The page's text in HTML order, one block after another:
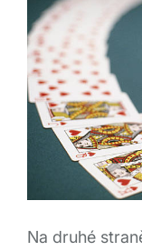
Na druhé